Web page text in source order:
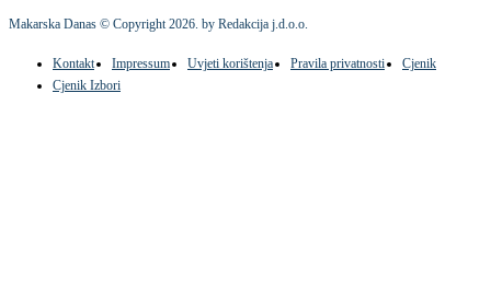
Makarska Danas © Copyright2026. by Redakcija j.d.o.o.
Kontakt Impressum Uvjeti korištenja Pravila privatnosti
Cjenik
Cjenik Izbori